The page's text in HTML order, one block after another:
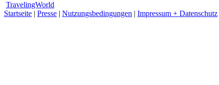
TravelingWorld
Startseite | Presse | Nutzungsbedingungen | Impressum + Datenschutz